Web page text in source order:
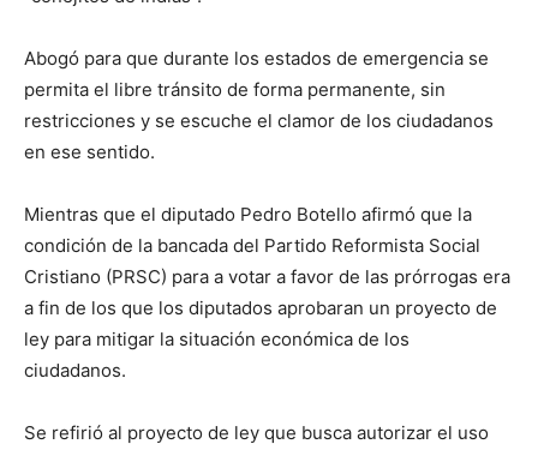
Abogó para que durante los estados de emergencia se
permita el libre tránsito de forma permanente, sin
restricciones y se escuche el clamor de los ciudadanos
en ese sentido.
Mientras que el diputado Pedro Botello afirmó que la
condición de la bancada del Partido Reformista Social
Cristiano (PRSC) para a votar a favor de las prórrogas era
a fin de los que los diputados aprobaran un proyecto de
ley para mitigar la situación económica de los
ciudadanos.
Se refirió al proyecto de ley que busca autorizar el uso